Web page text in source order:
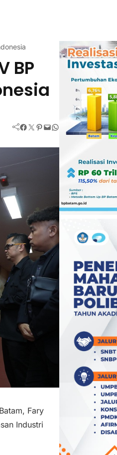
BP
Facebook Twitter Pinterest Mail WhatsApp
Fary
Industri